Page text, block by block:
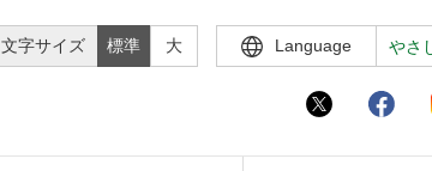
文字サイズ 標準 大 Language やさ